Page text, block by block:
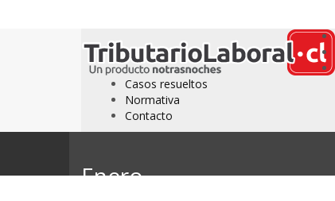
Casos resueltos
Normativa
Contacto
Enero